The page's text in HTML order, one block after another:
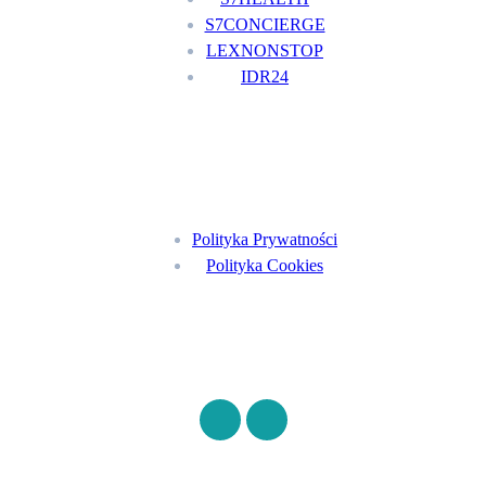
S7CONCIERGE
LEXNONSTOP
IDR24
Polityka Prywatności
Polityka Cookies